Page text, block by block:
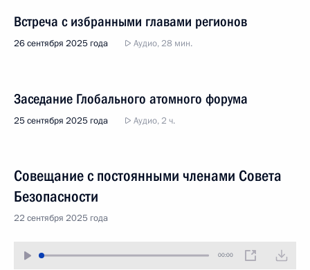
Встреча с избранными главами регионов
26 сентября 2025 года Аудио, 28 мин.
Заседание Глобального атомного форума
25 сентября 2025 года Аудио, 2 ч.
Совещание с постоянными членами Совета
Безопасности
22 сентября 2025 года
00:00